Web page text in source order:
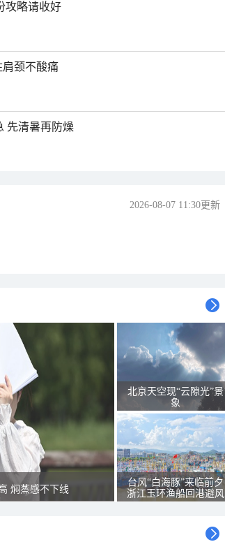
攻略请收好
颈不酸痛
先清暑再防燥
2026-08-07 11:30更新
焖蒸感不下线
北京天空现“云隙光”景
象
台风“白海豚”来临前夕
浙江玉环渔船回港避风